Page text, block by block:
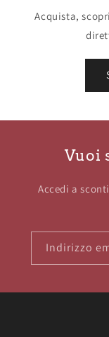
Acquista,
Vuoi
Accedi a
Indirizzo